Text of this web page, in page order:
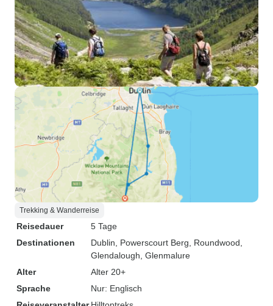
Trekking & Wanderreise
Reisedauer
5 Tage
Destinationen
Dublin , Powerscourt Berg , Roundwood
Glendalough , Glenmalure
Alter
Alter 20+
Sprache
Nur: Englisch